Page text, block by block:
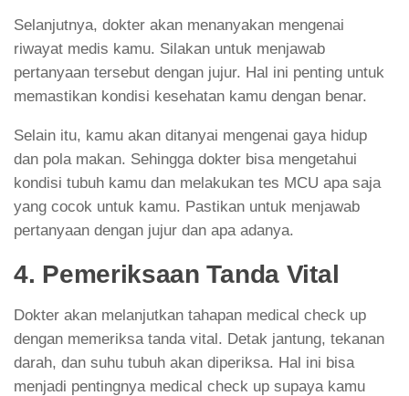
Selanjutnya, dokter akan menanyakan mengenai
riwayat medis kamu. Silakan untuk menjawab
pertanyaan tersebut dengan jujur. Hal ini penting untuk
memastikan kondisi kesehatan kamu dengan benar.
Selain itu, kamu akan ditanyai mengenai gaya hidup
dan pola makan. Sehingga dokter bisa mengetahui
kondisi tubuh kamu dan melakukan tes MCU apa saja
yang cocok untuk kamu. Pastikan untuk menjawab
pertanyaan dengan jujur dan apa adanya.
4. Pemeriksaan Tanda Vital
Dokter akan melanjutkan tahapan medical check up
dengan memeriksa tanda vital. Detak jantung, tekanan
darah, dan suhu tubuh akan diperiksa. Hal ini bisa
menjadi pentingnya medical check up supaya kamu